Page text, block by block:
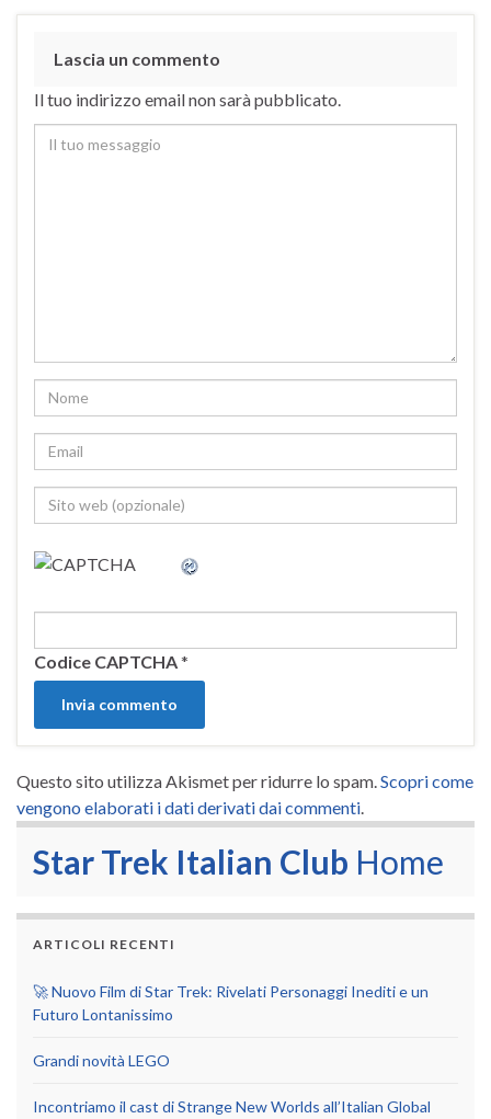
Lascia un commento
Il tuo indirizzo email non sarà pubblicato.
Codice CAPTCHA*
Questo sito utilizza Akismet per ridurre lo spam.Scopri come
vengono elaborati i dati derivati dai commenti.
Star Trek Italian Club Home
ARTICOLI RECENTI
🚀 Nuovo Film di Star Trek: Rivelati Personaggi Inediti e un
Futuro Lontanissimo
Grandi novità LEGO
Incontriamo il cast di Strange New Worlds all’Italian Global